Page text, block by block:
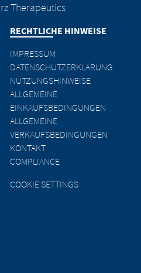
Therapeutics
RECHTLICHE HINWEISE
IMPRESSUM
DATENSCHUTZERKLÄRUNG
NUTZUNGSHINWEISE
ALLGEMEINE
EINKAUFSBEDINGUNGEN
ALLGEMEINE
VERKAUFSBEDINGUNGEN
KONTAKT
COMPLIANCE
COOKIE SETTINGS